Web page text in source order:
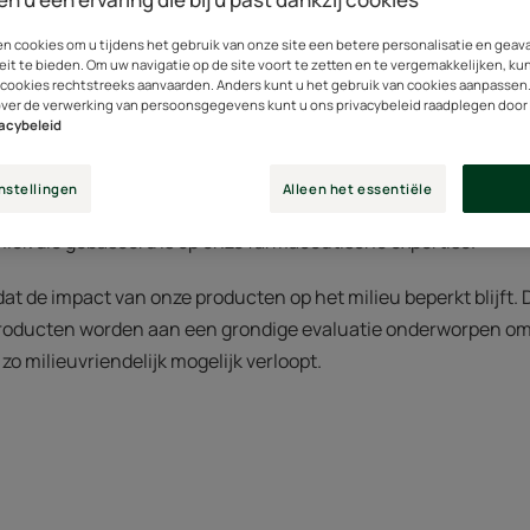
mens en natuur en deze verantwoorde aanpak komt ook
aan de veiligheid, de doeltreffendheid en het
van al onze formules te garanderen, houden
die gebaseerd is op onze farmaceutische expertise.
de impact van onze producten op het milieu beperkt blijft.
worden aan een grondige evaluatie onderworpen
milieuvriendelijk mogelijk verloopt.
cookies om u tijdens het gebruik van onze site een betere personalisatie en
te bieden. Om uw navigatie op de site voort te zetten en te vergemakkelijken,
rechtstreeks aanvaarden. Anders kunt u het gebruik van cookies
de verwerking van persoonsgegevens kunt u ons privacybeleid raadplegen
Alleen het essentiële